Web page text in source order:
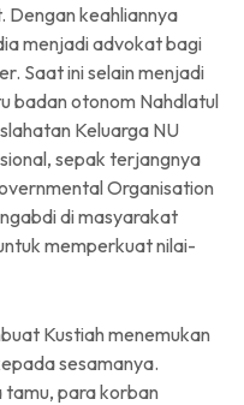
Dengan keahliannya
menjadi advokat bagi
Saat ini selain menjadi
badan otonom Nahdlatul
Keluarga NU
sepak terjangnya
Organisation
di masyarakat
memperkuat nilai-
Kustiah menemukan
sesamanya.
tamu, para korban